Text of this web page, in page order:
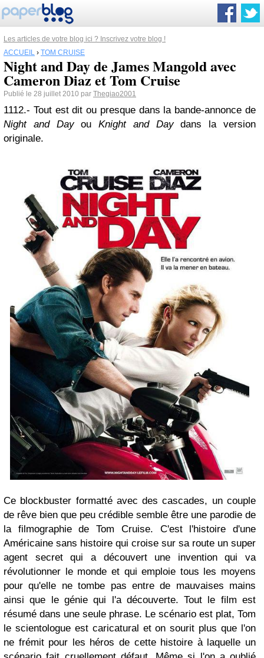
Les articles de votre blog ici ? Inscrivez votre blog !
ACCUEIL › TOM CRUISE
Night and Day de James Mangold avec
Cameron Diaz et Tom Cruise
Publié le 28 juillet 2010 par Thegiao2001
1112.- Tout est dit ou presque dans la bande-annonce de
Night and DayouKnight and Daydans la version
originale.
Ce blockbuster formatté avec des cascades, un couple
de rêve bien que peu crédible semble être une parodie de
la filmographie de Tom Cruise. C'est l'histoire d'une
Américaine sans histoire qui croise sur sa route un super
agent secret qui a découvert une invention qui va
révolutionner le monde et qui emploie tous les moyens
pour qu'elle ne tombe pas entre de mauvaises mains
ainsi que le génie qui l'a découverte. Tout le film est
résumé dans une seule phrase. Le scénario est plat, Tom
le scientologue est caricatural et on sourit plus que l'on
ne frémit pour les héros de cette histoire à laquelle un